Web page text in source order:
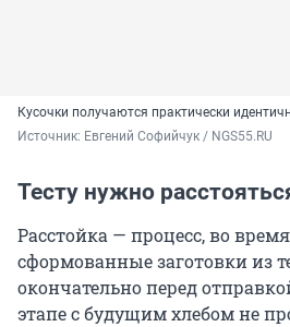
Кусочки получаются практически
Источник: Евгений Софийчук / NGS55.RU
Тесту нужно
Расстойка — процесс, во
сформованные заготовки из
окончательно перед
этапе с будущим хлебом не